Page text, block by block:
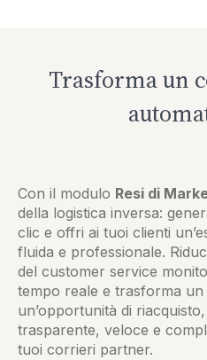
Trasforma un
Con il modulo Resi di
della logistica inversa:
clic e offri ai tuoi clienti
fluida e professionale.
del customer service
tempo reale e trasforma
un’opportunità di
trasparente, veloce e
tuoi corrieri partner.